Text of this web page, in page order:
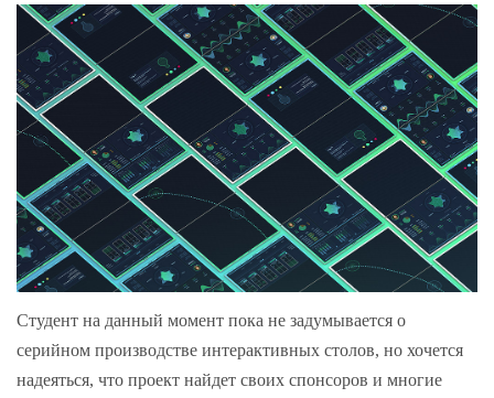
Студент на данный момент пока не задумывается о
серийном производстве интерактивных столов, но хочется
надеяться, что проект найдет своих спонсоров и многие